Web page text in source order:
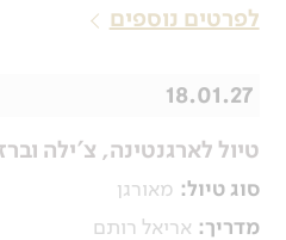
לפרטים נוספים
טיול לארגנטינה, צ'ילה
סוג טיול: מאורגן
18.01.27
מדריך: אריאל רותם